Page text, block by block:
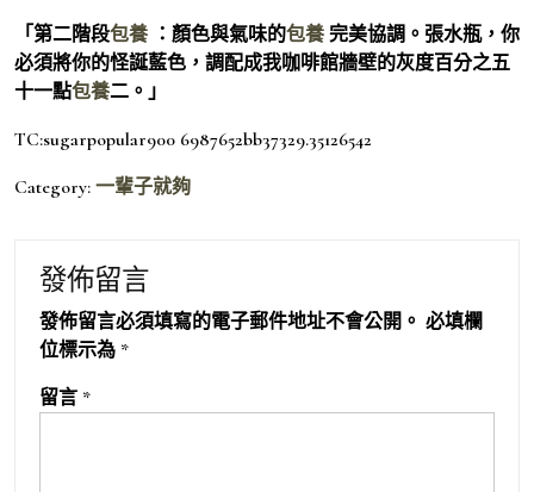
「第二階段包養 ：顏色與氣味的包養 完美協調。張水瓶，你
必須將你的怪誕藍色，調配成我咖啡館牆壁的灰度百分之五
十一點包養二。」
TC:sugarpopular900 6987652bb37329.35126542
Category: 一輩子就夠
發佈留言
發佈留言必須填寫的電子郵件地址不會公開。 必填欄
位標示為 *
留言 *